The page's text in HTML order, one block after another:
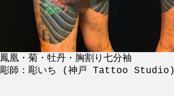
鳳凰・菊・牡丹・胸割り七分袖
彫師：彫いち (神戸 Tattoo Studio)